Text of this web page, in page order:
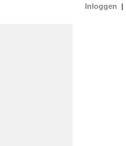
Inloggen |